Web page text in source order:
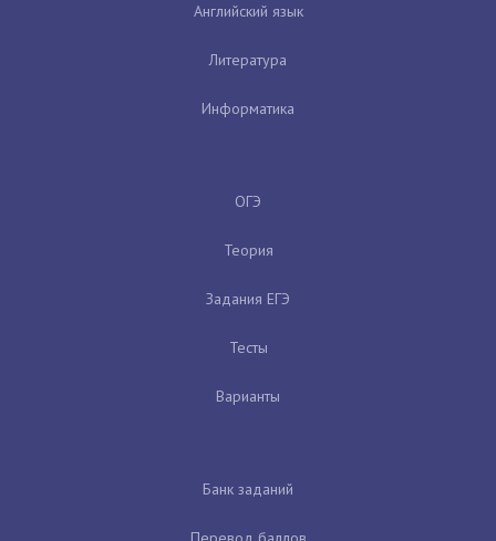
Английский язык
Литература
Информатика
ОГЭ
Теория
Задания ЕГЭ
Тесты
Варианты
Банк заданий